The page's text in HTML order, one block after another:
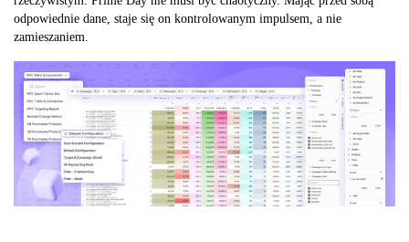
odpowiednie dane, staje się on kontrolowanym impulsem, a nie
zamieszaniem.